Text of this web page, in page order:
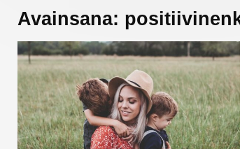
Avainsana: